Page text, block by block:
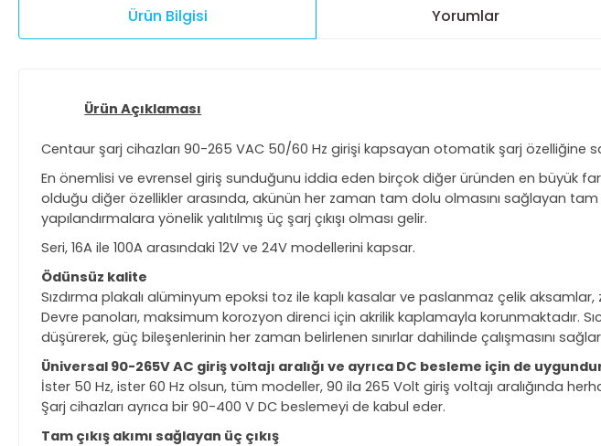
Ürün Bilgisi Yorumlar
Ürün Açıklaması
Centaur şarj cihazları 90-265 VAC 50/60 Hz girişi kapsayan otomatik şarj özelliğine
En önemlisi ve evrensel giriş sunduğunu iddia eden birçok diğer üründen en büyük
olduğu diğer özellikler arasında, akünün her zaman tam dolu olmasını sağlayan
yapılandırmalara yönelik yalıtılmış üç şarj çıkışı olması gelir.
Seri, 16A ile 100A arasındaki 12V ve 24V modellerini kapsar.
Ödünsüz kalite
Sızdırma plakalı alüminyum epoksi toz ile kaplı kasalar ve paslanmaz çelik aksamlar,
Devre panoları, maksimum korozyon direnci için akrilik kaplamayla korunmaktadır.
düşürerek, güç bileşenlerinin her zaman belirlenen sınırlar dahilinde çalışmasını
Üniversal 90-265V AC giriş voltajı aralığı ve ayrıca DC besleme için de
İster 50 Hz, ister 60 Hz olsun, tüm modeller, 90 ila 265 Volt giriş voltajı aralığında
Şarj cihazları ayrıca bir 90-400 V DC beslemeyi de kabul eder.
Tam çıkış akımı sağlayan üç çıkış